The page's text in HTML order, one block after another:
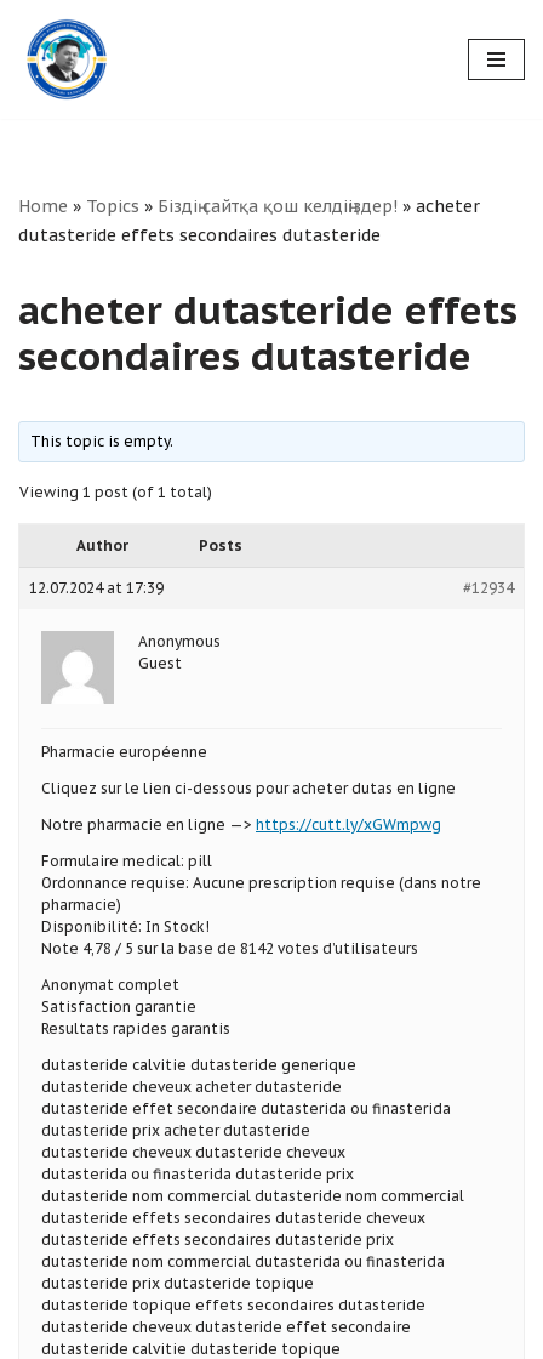
Skip
to
Home » Topics » Біздің сайтқа қош келдіңіздер! » acheter
dutasteride effets secondaires dutasteride
acheter dutasteride effets
secondaires dutasteride
This topic is empty.
Viewing 1 post (of 1 total)
Author Posts
12.07.2024 at 17:39 #12934
Anonymous
Guest
Pharmacie européenne
Cliquez sur le lien ci-dessous pour acheter dutas en ligne
Notre pharmacie en ligne —> https://cutt.ly/xGWmpwg
Formulaire medical: pill
Ordonnance requise: Aucune prescription requise (dans notre
pharmacie)
Disponibilité: In Stock!
Note 4,78 / 5 sur la base de 8142 votes d’utilisateurs
Anonymat complet
Satisfaction garantie
Resultats rapides garantis
dutasteride calvitie dutasteride generique
dutasteride cheveux acheter dutasteride
dutasteride effet secondaire dutasterida ou finasterida
dutasteride prix acheter dutasteride
dutasteride cheveux dutasteride cheveux
dutasterida ou finasterida dutasteride prix
dutasteride nom commercial dutasteride nom commercial
dutasteride effets secondaires dutasteride cheveux
dutasteride effets secondaires dutasteride prix
dutasteride nom commercial dutasterida ou finasterida
dutasteride prix dutasteride topique
dutasteride topique effets secondaires dutasteride
dutasteride cheveux dutasteride effet secondaire
dutasteride calvitie dutasteride topique